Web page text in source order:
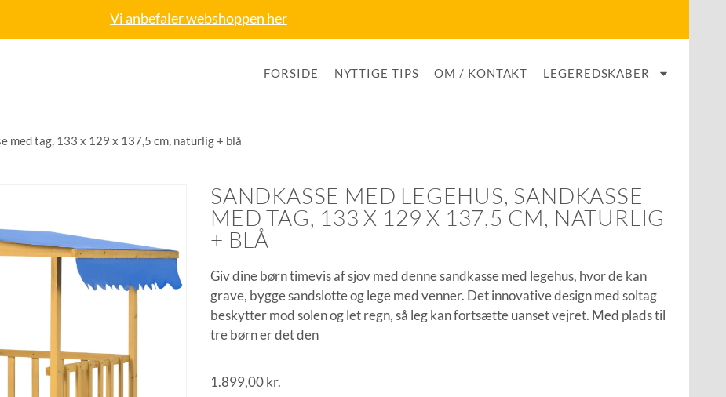
Vi anbefaler webshoppen her
FORSIDE NYTTIGE TIPS OM / KONTAKT LEGEREDSKABER
med tag, 133 x 129 x 137,5 cm, naturlig + blå
SANDKASSE MED LEGEHUS, SANDKASSE
MED TAG, 133 X 129 X 137,5 CM, NATURLIG
+ BLÅ
Giv dine børn timevis af sjov med denne sandkasse med legehus, hvor de kan
grave, bygge sandslotte og lege med venner. Det innovative design med soltag
beskytter mod solen og let regn, så leg kan fortsætte uanset vejret. Med plads til
tre børn er det den
1.899,00kr.